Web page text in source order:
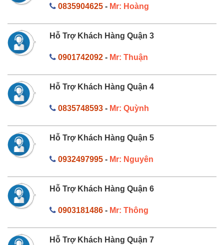
0835904625- Mr: Hoàng
Hỗ Trợ Khách Hàng Quận 3
0901742092- Mr: Thuận
Hỗ Trợ Khách Hàng Quận 4
0835748593- Mr: Quỳnh
Hỗ Trợ Khách Hàng Quận 5
0932497995- Mr: Nguyên
Hỗ Trợ Khách Hàng Quận 6
0903181486- Mr: Thông
Hỗ Trợ Khách Hàng Quận 7